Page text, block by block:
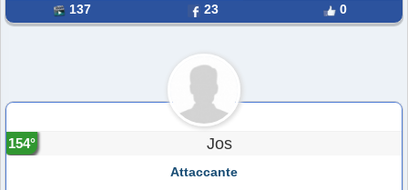
137
23 0
Jos
154°
Attaccante